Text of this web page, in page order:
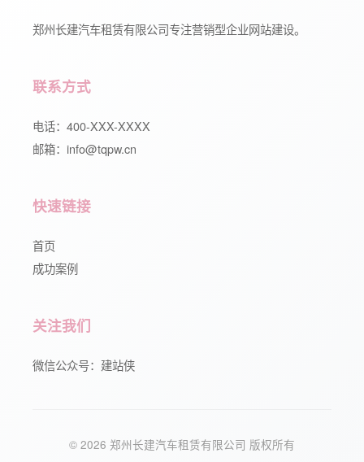
郑州长建汽车租赁有限公司专注营销型企业网站建设。
联系方式
电话：400-XXX-XXXX
邮箱：info@tqpw.cn
快速链接
首页
成功案例
关注我们
微信公众号：建站侠
© 2026 郑州长建汽车租赁有限公司 版权所有